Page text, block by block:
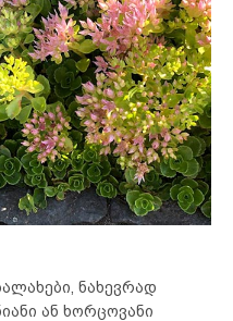
ნახევრად
ან ხორცოვანი